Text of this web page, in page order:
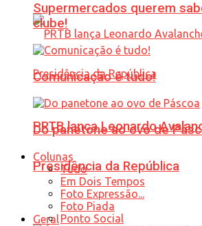
PRTB lança Leonardo
Presidência da República
Geral
Supermercados querem
clube!
Comunicação é tudo!
Do panetone ao ovo de
Colunas
Tudo
Em Dois Tempos
Foto Expressão...
Foto Piada
Ponto Social